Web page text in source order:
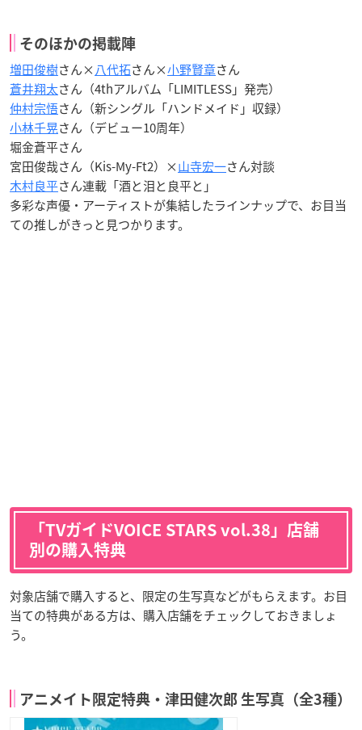
そのほかの掲載陣
増田俊樹さん×八代拓さん×小野賢章さん
蒼井翔太さん（4thアルバム「LIMITLESS」発売）
仲村宗悟さん（新シングル「ハンドメイド」収録）
小林千晃さん（デビュー10周年）
堀金蒼平さん
宮田俊哉さん（Kis-My-Ft2）×山寺宏一さん対談
木村良平さん連載「酒と泪と良平と」
多彩な声優・アーティストが集結したラインナップで、お目当
ての推しがきっと見つかります。
「TVガイドVOICE STARS vol.38」店舗
別の購入特典
対象店舗で購入すると、限定の生写真などがもらえます。お目
当ての特典がある方は、購入店舗をチェックしておきましょ
う。
アニメイト限定特典・津田健次郎 生写真（全3種）